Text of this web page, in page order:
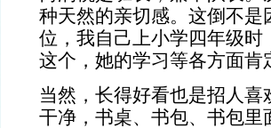
种天然的亲切感。这倒不
位，我自己上小学四年级
这个，她的学习等各方面
当然，长得好看也是招人
干净，书桌、书包、书包